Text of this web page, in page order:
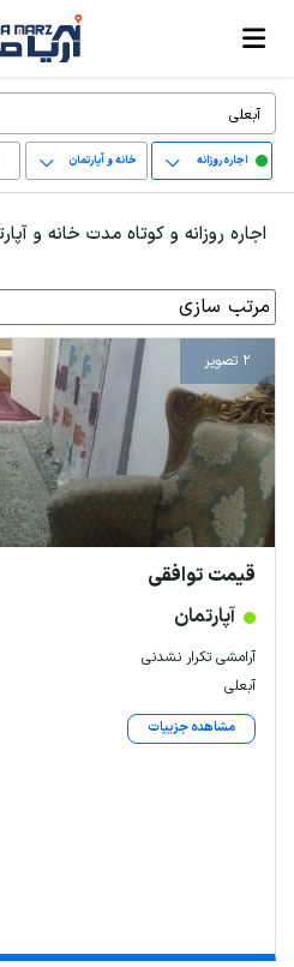
اجاره روزانه خانه و آپارتمان
اجاره روزانه و کوتاه مدت خانه و
2 تصویر
قیمت توافقی
آپارتمان
آرامشی تکرار نشدنی
آبعلی
مشاهده جزییات